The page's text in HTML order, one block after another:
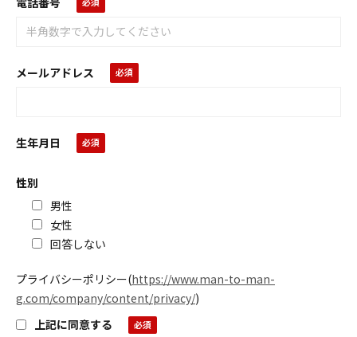
メールアドレス
生年月日
性別
男性
女性
回答しない
プライバシーポリシー(https://www.man-to-man-
g.com/company/content/privacy/)
上記に同意する